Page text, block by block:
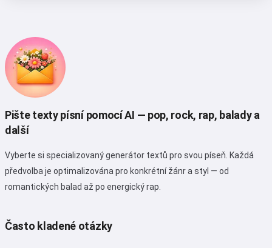
Pište texty písní pomocí AI — pop, rock, rap, balady a
další
Vyberte si specializovaný generátor textů pro svou píseň. Každá
předvolba je optimalizována pro konkrétní žánr a styl — od
romantických balad až po energický rap.
Často kladené otázky
Můžu vytvářet písně, psát básně a
Я соглашаюсь:Podmínky služby,
Zásady ochrany osobních údajů
Zásady vrácení peněz